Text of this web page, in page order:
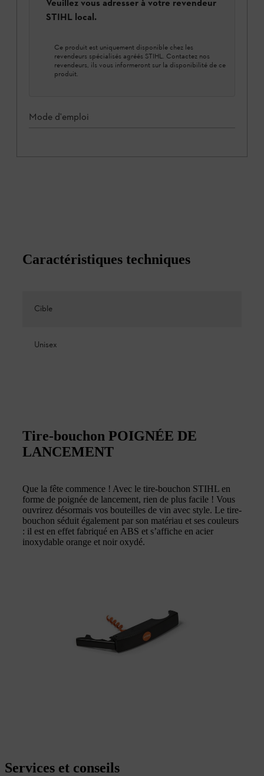
Veuillez vous adresser à votre revendeur
STIHL local.
Ce produit est uniquement disponible chez les
revendeurs spécialisés agréés STIHL. Contactez nos
revendeurs, ils vous informeront sur la disponibilité de ce
produit.
Mode d'emploi
Caractéristiques techniques
Cible
Unisex
Tire-bouchon POIGNÉE DE
LANCEMENT
Que la fête commence ! Avec le tire-bouchon STIHL en
forme de poignée de lancement, rien de plus facile ! Vous
ouvrirez désormais vos bouteilles de vin avec style. Le tire-
bouchon séduit également par son matériau et ses couleurs
: il est en effet fabriqué en ABS et s’affiche en acier
inoxydable orange et noir oxydé.
Services et conseils